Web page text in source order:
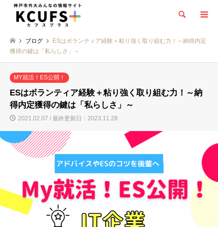
検索
ブログ
ESはボランティア経験＋粘り強く取り組む力！～納得内定
獲得の鍵は「私らしさ」～
MY就活！ES公開！
ESはボランティア経験＋粘り強く取り組む力！～納
得内定獲得の鍵は「私らしさ」～
2021.02.07 / 最終更新日：2023.11.28